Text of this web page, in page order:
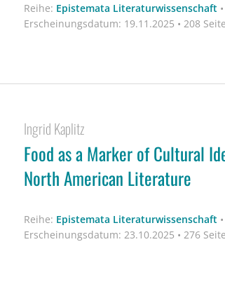
Reihe: Epistemata Literaturwissenschaft •
Erscheinungsdatum: 19.11.2025 • 208
Ingrid Kaplitz
Food as a Marker of Cultural
North American Literature
Reihe: Epistemata Literaturwissenschaft •
Erscheinungsdatum: 23.10.2025 • 276